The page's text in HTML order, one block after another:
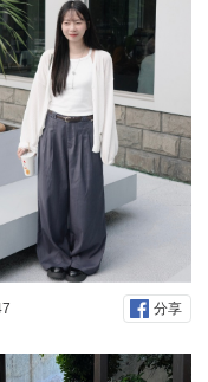
分享